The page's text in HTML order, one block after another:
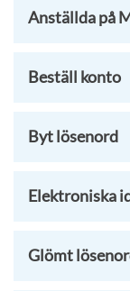
Anställda på
Beställ konto
Byt lösenord
Elektroniska
Glömt